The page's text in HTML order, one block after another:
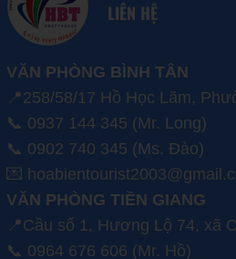
LIÊN HỆ
VĂN PHÒNG BÌNH TÂN
📍258/58/17 Hồ Học Lãm,
📞 0937 144 345 (Mr. Long)
📞 0902 740 345 (Ms. Đào)
💌
VĂN PHÒNG TIỀN GIANG
📍Cầu số 1, Hương Lộ 74, xã
📞 0964 676 606 (Mr. Hồ)